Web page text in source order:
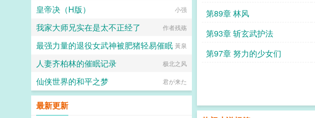
第89章 林风
第93章 斩玄武护法
第97章 努力的少女们
皇帝决（H版） 小强
我家大师兄实在是太不正经了 作者残殇
最强力量的退役女武神被肥猪轻易催眠 黃泉
人妻齐柏林的催眠记录 极北之风
仙侠世界的和平之梦 君が来た
最新更新